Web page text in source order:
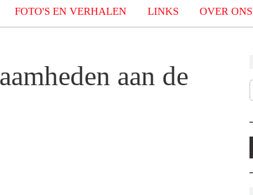
FOTO'S EN VERHALEN LINKS OVER ONS
aan de